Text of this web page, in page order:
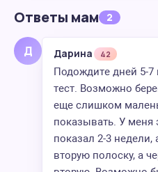
Ответы мам 2
Д Дарина 42
Подождите дней 5-7
тест. Возможно
еще слишком
показывать. У меня
показал 2-3
вторую полоску, а